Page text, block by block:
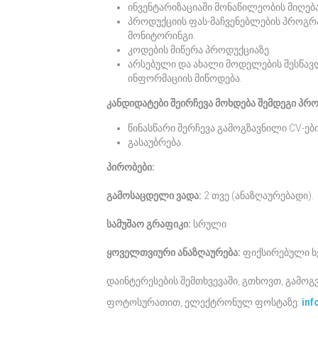
ინვენტარიზაციაში მონაწილეობის
პროდუქციის ფას-მაჩვენებლების
მონიტორინგი.
კოდების მიწერა პროდუქციაზე.
არსებული და ახალი მოდელების
ინფორმაციის მიწოდება.
კანდიდატები შეირჩევა მოხდება შემდეგი
წინასწარი შერჩევა გამოგზავნილი CV-
გასაუბრება.
პირობები:
გამოსაცდელი ვადა: 2 თვე (ანაზღაურებადი).
სამუშაო გრაფიკი: სრული
ყოველთვიური ანაზღაურება: ფიქსირებული
დაინტერესების შემთხვევაში, გთხოვთ,
ფოტოსურათით, ელექტრონულ ფოსტაზე: